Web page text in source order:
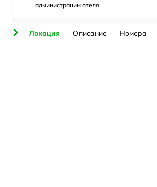
администрации отеля.
Локация Описание Номера